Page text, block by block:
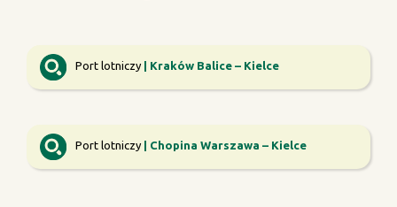
Port lotniczy | Kraków Balice – Kielce
Port lotniczy | Chopina Warszawa – Kielce